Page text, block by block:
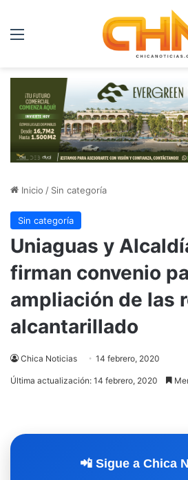
Menú
Inicio / Sin categoría
Sin categoría
Uniaguas y
firman convenio
ampliación de las
alcantarillado
Chica Noticias 14 febrero, 2020
Última actualización: 14 febrero, 2020
📲 Sigue a Chica